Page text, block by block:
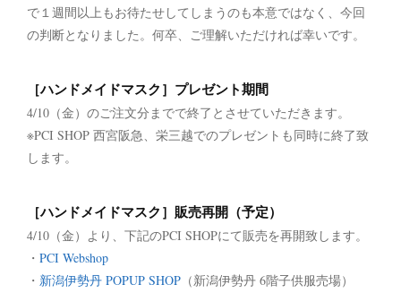
で１週間以上もお待たせしてしまうのも本意ではなく、今回
の判断となりました。何卒、ご理解いただければ幸いです。
［ハンドメイドマスク］プレゼント期間
4/10（金）のご注文分までで終了とさせていただきます。
※PCI SHOP 西宮阪急、栄三越でのプレゼントも同時に終了致
します。
［ハンドメイドマスク］販売再開（予定）
4/10（金）より、下記のPCI SHOPにて販売を再開致します。
・ PCI Webshop
・ 新潟伊勢丹 POPUP SHOP （新潟伊勢丹 6階子供服売場）